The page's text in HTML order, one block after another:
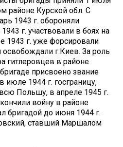
районе Курской обл. С
1943 г. обороняли
г. участвовали в боях на
1943 г. уже форсировали
г.Киев. За роль
гитлеровцев в районе
присвоено звание
июле 1944 г. госграницу,
Польшу, в апреле 1945 г.
войну в районе
бригадой до июня 1944 г.
ставший Маршалом